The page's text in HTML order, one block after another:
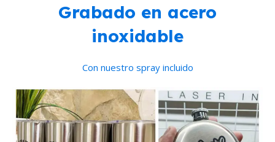
Grabado en acero
inoxidable
Con nuestro spray incluido